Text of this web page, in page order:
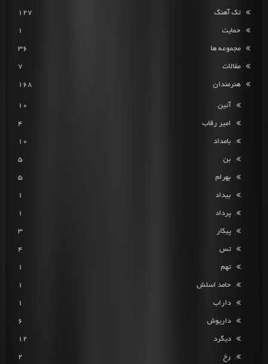
تک آهنگ 127
حمایت 1
مجموعه ها 36
مقالات 7
هنرمندان 168
آئین 10
امیر رقاب 4
بامداد 10
بن 5
بهرام 5
بیداد 1
پرداد 1
پیکار 3
تس 4
تهم 1
حامد اسلش 1
داراب 1
داریوش 6
دیگرد 12
رخ 2